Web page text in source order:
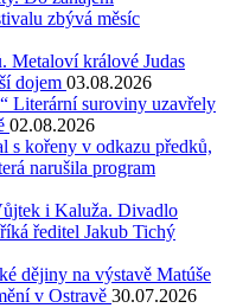
zbývá měsíc
Metaloví králové Judas
dojem 03.08.2026
Literární suroviny uzavřely
02.08.2026
s kořeny v odkazu předků,
narušila program
i Kaluža. Divadlo
ředitel Jakub Tichý
dějiny na výstavě Matúše
v Ostravě 30.07.2026